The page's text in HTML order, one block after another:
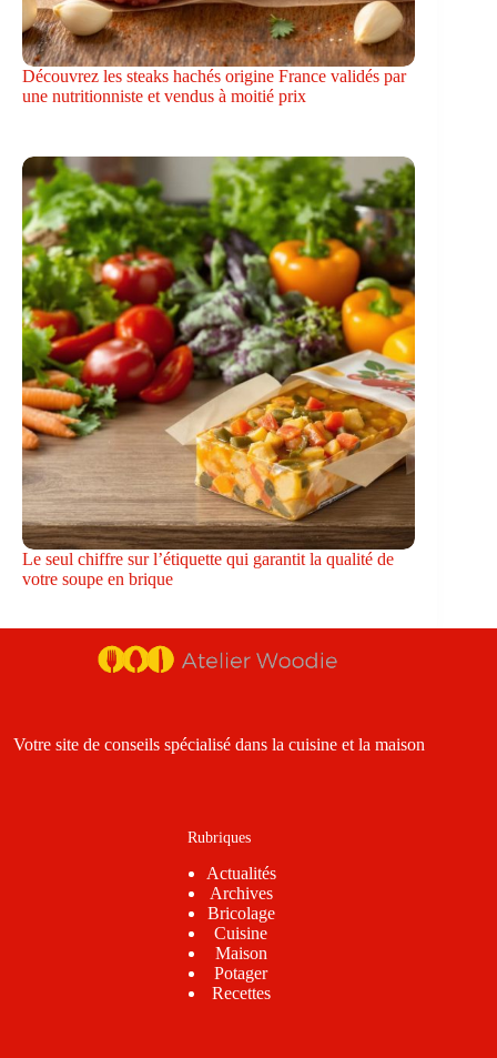
Découvrez les steaks hachés origine France validés par
une nutritionniste et vendus à moitié prix
Le seul chiffre sur l’étiquette qui garantit la qualité de
votre soupe en brique
Votre site de conseils spécialisé dans la cuisine et la maison
Rubriques
Actualités
Archives
Bricolage
Cuisine
Maison
Potager
Recettes